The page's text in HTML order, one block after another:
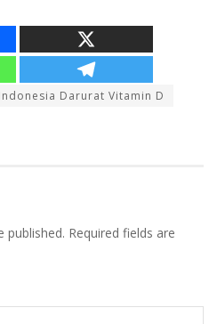
Indonesia Darurat Vitamin D
published. Required fields are